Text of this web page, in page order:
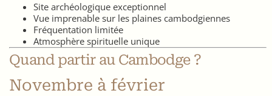
Site archéologique exceptionnel
Vue imprenable sur les plaines cambodgiennes
Fréquentation limitée
Atmosphère spirituelle unique
Quand partir au Cambodge ?
Novembre à février